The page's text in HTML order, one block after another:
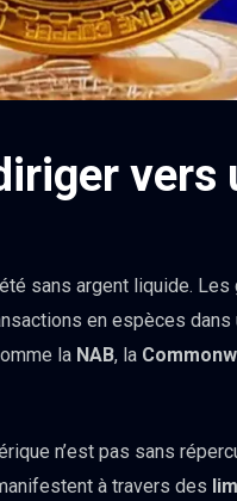
vers
sans argent liquide.
en espèces dans
la NAB, la
n’est pas sans
à travers des